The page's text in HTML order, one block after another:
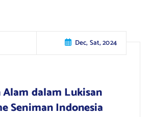
Dec, Sat, 2024
dalam Lukisan
Seniman Indonesia